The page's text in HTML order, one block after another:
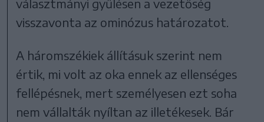
választmányi gyűlésen a vezetőség
visszavonta az ominózus határozatot.
A háromszékiek állításuk szerint nem
értik, mi volt az oka ennek az ellenséges
fellépésnek, mert személyesen ezt soha
nem vállalták nyíltan az illetékesek. Bár